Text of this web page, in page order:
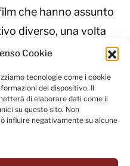
Cookie
tecnologie come i cookie
del dispositivo. Il
di elaborare dati come il
su questo sito. Non
influire negativamente su alcune
che hanno assunto
diverso, una volta
Sam. Ad esempio, nel
così dolce, leggera.
avverrebbe avuto un
ma la colonna